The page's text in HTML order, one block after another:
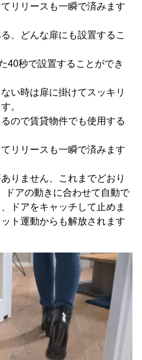
リリースも一瞬で済みます
、どんな扉にも設置するこ
40秒で設置することができ
い時は扉に掛けてスッキリ
。
ので賃貸物件でも使用する
リリースも一瞬で済みます
りません、これまでどおり
ドアの動きに合わせて自動で
ドアをキャッチして止めま
ト運動からも解放されます